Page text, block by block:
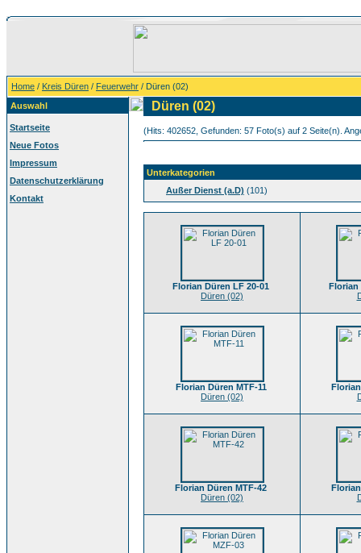
Home / Kreis Düren / Feuerwehr / Düren (02)
Auswahl
Startseite
Neue Fotos
Impressum
Datenschutzerklärung
Kontakt
Düren (02)
(Hits: 402652, Gefunden: 57 Foto(s) auf 2 Seite(n).
Unterkategorien
Außer Dienst (a.D) (101)
Florian Düren LF 20-01
Düren (02)
Florian
Florian Düren MTF-11
Düren (02)
Florian Düren MTF-42
Düren (02)